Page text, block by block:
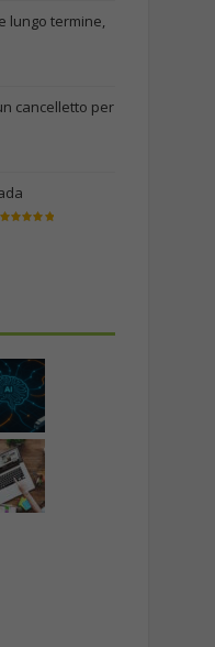
lungo termine,
cancelletto per